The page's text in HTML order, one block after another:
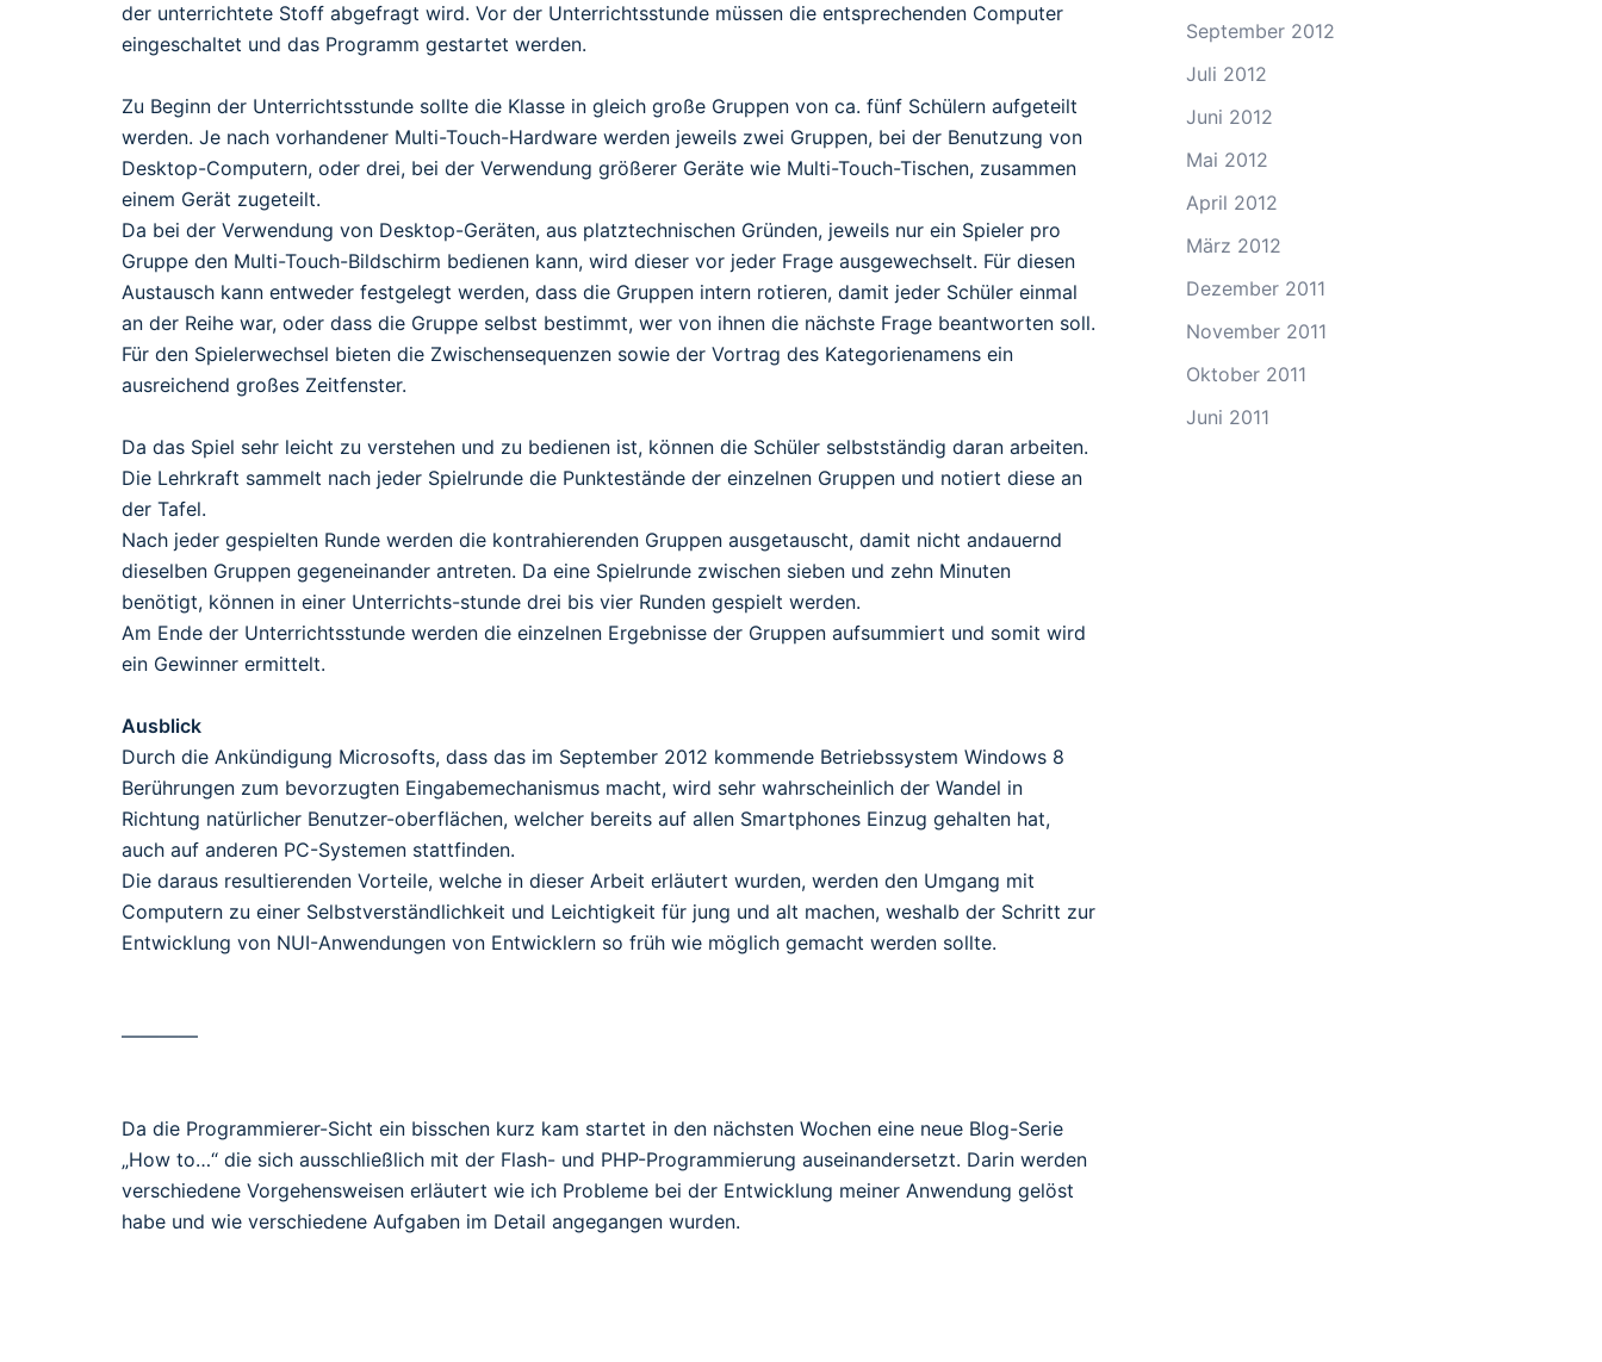
der unterrichtete Stoff abgefragt wird. Vor der Unterrichtsstunde müssen die entsprechenden Computer
eingeschaltet und das Programm gestartet werden.
Zu Beginn der Unterrichtsstunde sollte die Klasse in gleich große Gruppen von ca. fünf Schülern aufgeteilt
werden. Je nach vorhandener Multi-Touch-Hardware werden jeweils zwei Gruppen, bei der Benutzung von
Desktop-Computern, oder drei, bei der Verwendung größerer Geräte wie Multi-Touch-Tischen, zusammen
einem Gerät zugeteilt.
Da bei der Verwendung von Desktop-Geräten, aus platztechnischen Gründen, jeweils nur ein Spieler pro
Gruppe den Multi-Touch-Bildschirm bedienen kann, wird dieser vor jeder Frage ausgewechselt. Für diesen
Austausch kann entweder festgelegt werden, dass die Gruppen intern rotieren, damit jeder Schüler einmal
an der Reihe war, oder dass die Gruppe selbst bestimmt, wer von ihnen die nächste Frage beantworten soll.
Für den Spielerwechsel bieten die Zwischensequenzen sowie der Vortrag des Kategorienamens ein
ausreichend großes Zeitfenster.
Da das Spiel sehr leicht zu verstehen und zu bedienen ist, können die Schüler selbstständig daran arbeiten.
Die Lehrkraft sammelt nach jeder Spielrunde die Punktestände der einzelnen Gruppen und notiert diese an
der Tafel.
Nach jeder gespielten Runde werden die kontrahierenden Gruppen ausgetauscht, damit nicht andauernd
dieselben Gruppen gegeneinander antreten. Da eine Spielrunde zwischen sieben und zehn Minuten
benötigt, können in einer Unterrichts-stunde drei bis vier Runden gespielt werden.
Am Ende der Unterrichtsstunde werden die einzelnen Ergebnisse der Gruppen aufsummiert und somit wird
ein Gewinner ermittelt.
Ausblick
Durch die Ankündigung Microsofts, dass das im September 2012 kommende Betriebssystem Windows 8
Berührungen zum bevorzugten Eingabemechanismus macht, wird sehr wahrscheinlich der Wandel in
Richtung natürlicher Benutzer-oberflächen, welcher bereits auf allen Smartphones Einzug gehalten hat,
auch auf anderen PC-Systemen stattfinden.
Die daraus resultierenden Vorteile, welche in dieser Arbeit erläutert wurden, werden den Umgang mit
Computern zu einer Selbstverständlichkeit und Leichtigkeit für jung und alt machen, weshalb der Schritt zur
Entwicklung von NUI-Anwendungen von Entwicklern so früh wie möglich gemacht werden sollte.
————
Da die Programmierer-Sicht ein bisschen kurz kam startet in den nächsten Wochen eine neue Blog-Serie
„How to…“ die sich ausschließlich mit der Flash- und PHP-Programmierung auseinandersetzt. Darin werden
verschiedene Vorgehensweisen erläutert wie ich Probleme bei der Entwicklung meiner Anwendung gelöst
habe und wie verschiedene Aufgaben im Detail angegangen wurden.
September 2012
Juli 2012
Juni 2012
Mai 2012
April 2012
März 2012
Dezember 2011
November 2011
Oktober 2011
Juni 2011